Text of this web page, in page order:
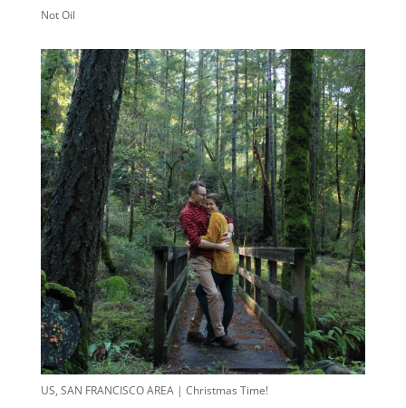
Not Oil
US, SAN FRANCISCO AREA | Christmas Time!